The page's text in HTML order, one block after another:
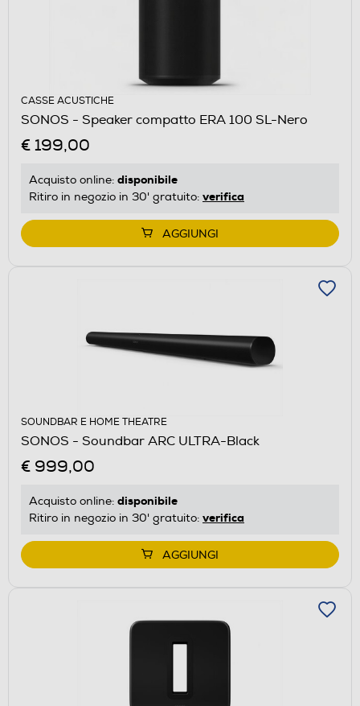
CASSE ACUSTICHE
SONOS - Speaker compatto ERA 100 SL-Nero
€ 199,00
Acquisto online: disponibile
Ritiro in negozio in 30' gratuito: verifica
AGGIUNGI
SOUNDBAR E HOME THEATRE
SONOS - Soundbar ARC ULTRA-Black
€ 999,00
Acquisto online: disponibile
Ritiro in negozio in 30' gratuito: verifica
AGGIUNGI